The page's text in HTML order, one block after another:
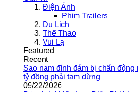
Điện Ảnh
Phim Trailers
Du Lịch
Thể Thao
Vui Lạ
Featured
Recent
Sao nam đình đám bị chấn động
tỷ đồng phải tạm dừng
09/22/2026